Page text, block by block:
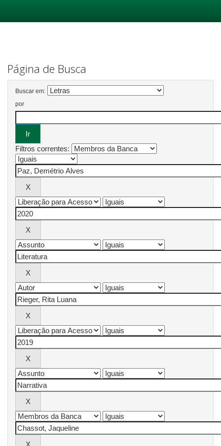
Página de Busca
Buscar em:
por
Filtros correntes: